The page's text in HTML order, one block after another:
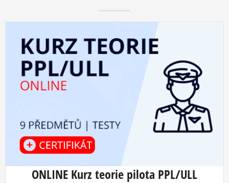
ONLINE Kurz teorie pilota PPL/ULL